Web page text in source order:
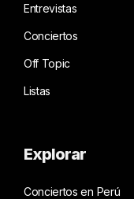
Entrevistas
Conciertos
Off Topic
Listas
Explorar
Conciertos en Perú